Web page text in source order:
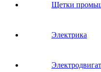
Щетки
Электрика